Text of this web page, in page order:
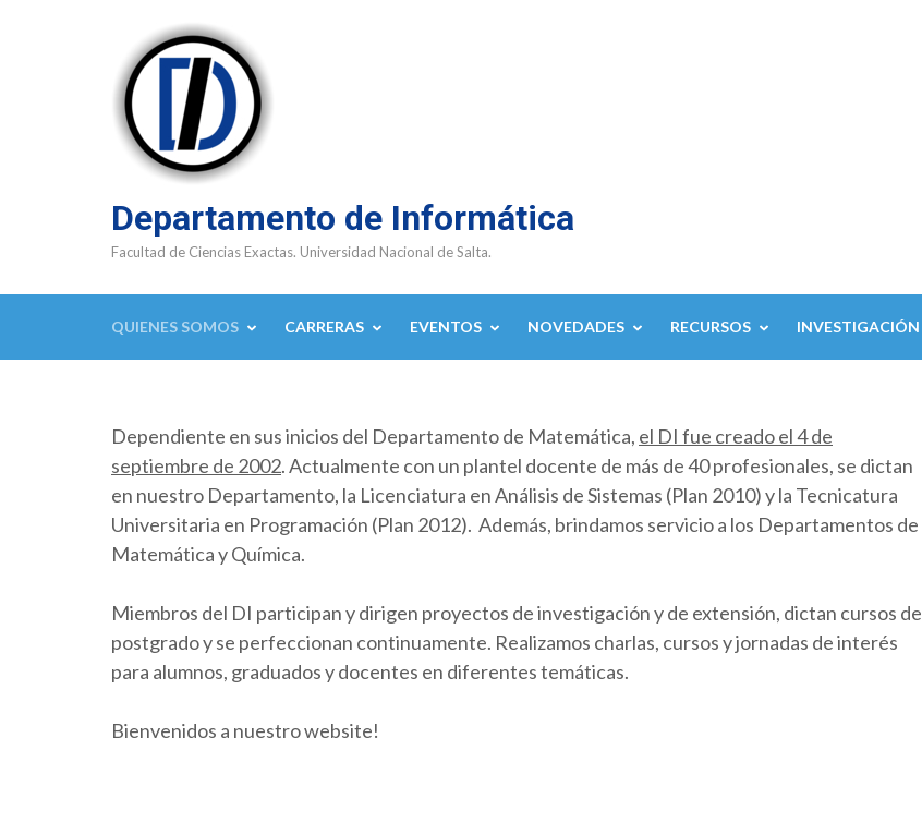
Departamento de Informática
Facultad de Ciencias Exactas. Universidad Nacional de Salta.
QUIENES SOMOS CARRERAS EVENTOS NOVEDADES RECURSOS INVESTIGACIÓN
Dependiente en sus inicios del Departamento de Matemática, el DI fue creado el 4 de
septiembre de 2002. Actualmente con un plantel docente de más de 40 profesionales, se dictan
en nuestro Departamento, la Licenciatura en Análisis de Sistemas (Plan 2010) y la Tecnicatura
Universitaria en Programación (Plan 2012). Además, brindamos servicio a los Departamentos de
Matemática y Química.
Miembros del DI participan y dirigen proyectos de investigación y de extensión, dictan cursos de
postgrado y se perfeccionan continuamente. Realizamos charlas, cursos y jornadas de interés
para alumnos, graduados y docentes en diferentes temáticas.
Bienvenidos a nuestro website!